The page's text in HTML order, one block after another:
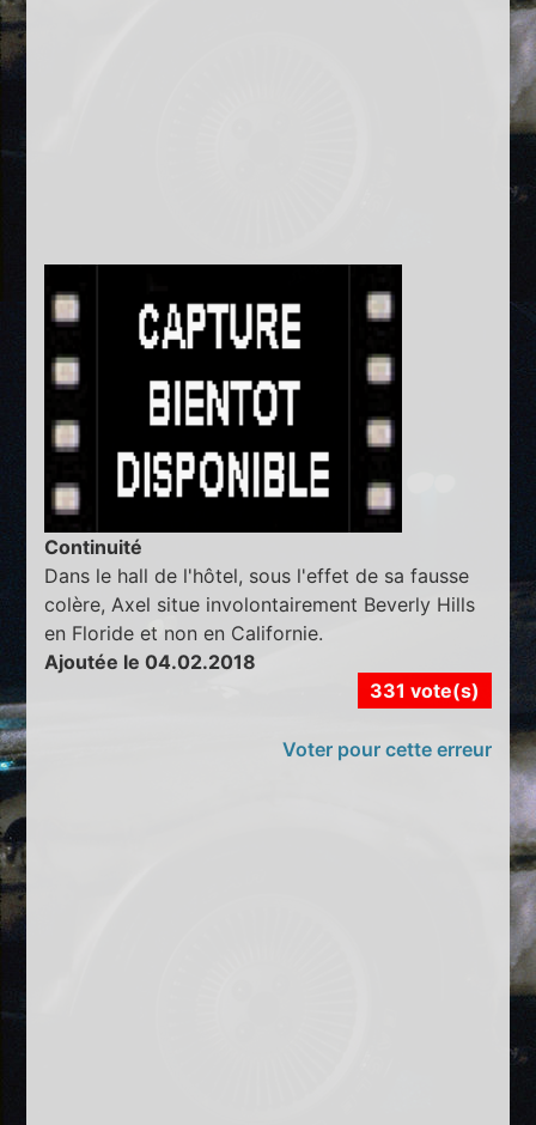
Continuité
Dans le hall de l'hôtel, sous l'effet de sa fausse
colère, Axel situe involontairement Beverly Hills
en Floride et non en Californie.
Ajoutée le 04.02.2018
331 vote(s)
Voter pour cette erreur